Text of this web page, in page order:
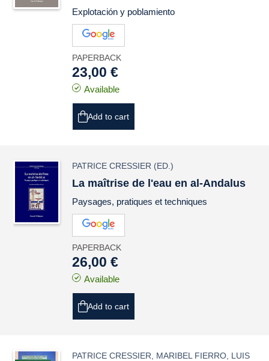
Explotación y poblamiento
PAPERBACK
23,00 €
Available
Add to cart
PATRICE CRESSIER (ED.)
La maîtrise de l'eau en al-Andalus
Paysages, pratiques et techniques
PAPERBACK
26,00 €
Available
Add to cart
PATRICE CRESSIER MARIBEL FIERRO LUIS